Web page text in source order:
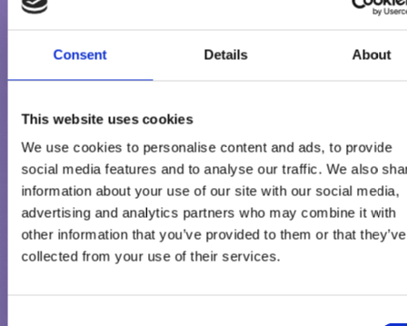
Consent Details About
This website uses cookies
We use cookies to personalise content and ads, to provide
social media features and to analyse our traffic. We also
information about your use of our site with our social media,
advertising and analytics partners who may combine it with
other information that you’ve provided to them or that they’ve
collected from your use of their services.
Drepturi de autor
Conținutul paginilor web ale Froneri Ice Cream România (în
Froneri permite vizualizarea și descărcarea întregului conținut
site-urile sale exclusiv pentru uz privat, necomercial. Conținutul
poate fi duplicat, prezentat, difuzat sau utilizat în alt mod, în
publice sau comerciale. Conținutul nu poate fi modificat sau
pe alte site-uri sau computere conectate, fără acordul scris al
Froneri Ice Cream România. Referirea la companie şi la
noastre este permisă numai după aprobarea Froneri Ice Cream